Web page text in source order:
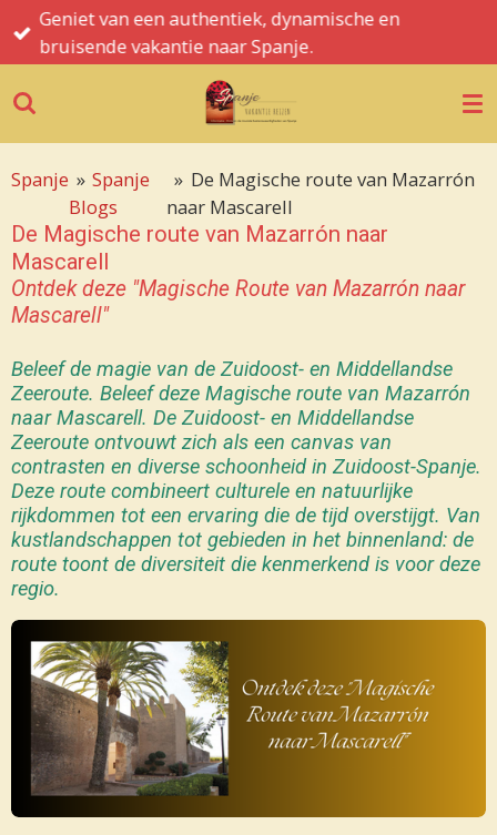
Ga
direct
de
Geniet van een authentiek, dynamische en
bruisende vakantie naar Spanje.
Spanje » Spanje
Blogs
» De Magische route van Mazarrón
naar Mascarell
De Magische route van Mazarrón naar
Mascarell
Ontdek deze "Magische Route van Mazarrón naar
Mascarell"
Beleef de magie van de Zuidoost- en Middellandse
Zeeroute. Beleef deze Magische route van Mazarrón
naar Mascarell. De Zuidoost- en Middellandse
Zeeroute ontvouwt zich als een canvas van
contrasten en diverse schoonheid in Zuidoost-Spanje.
Deze route combineert culturele en natuurlijke
rijkdommen tot een ervaring die de tijd overstijgt. Van
kustlandschappen tot gebieden in het binnenland: de
route toont de diversiteit die kenmerkend is voor deze
regio.